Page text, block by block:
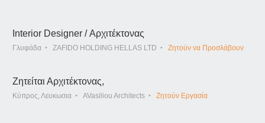
Interior Designer / Αρχιτέκτονας
Γλυφάδα ZAFIDO HOLDING HELLAS LTD Ζητούν να Προσλάβουν
Ζητείται Αρχιτέκτονας,
Κύπρος, Λευκωσια AVasiliou Architects Ζητούν Εργασία